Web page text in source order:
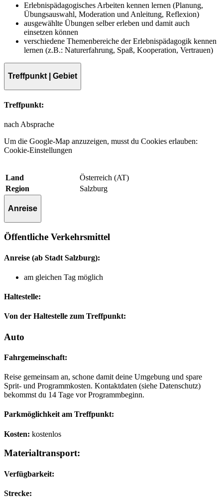
Erlebnispädagogisches Arbeiten kennen lernen (Planung,
Übungsauswahl, Moderation und Anleitung, Reflexion)
ausgewählte Übungen selber erleben und damit auch
einsetzen können
verschiedene Themenbereiche der Erlebnispädagogik kennen
lernen (z.B.: Naturerfahrung, Spaß, Kooperation, Vertrauen)
Treffpunkt | Gebiet
Treffpunkt:
nach Absprache
Um die Google-Map anzuzeigen, musst du Cookies erlauben:
Cookie-Einstellungen
Land
Österreich (AT)
Region
Salzburg
Anreise
Öffentliche Verkehrsmittel
Anreise (ab Stadt Salzburg):
am gleichen Tag möglich
Haltestelle:
Von der Haltestelle zum Treffpunkt:
Auto
Fahrgemeinschaft:
Reise gemeinsam an, schone damit deine Umgebung und spare
Sprit- und Programmkosten. Kontaktdaten (siehe Datenschutz)
bekommst du 14 Tage vor Programmbeginn.
Parkmöglichkeit am Treffpunkt:
Kosten: kostenlos
Materialtransport:
Verfügbarkeit:
Strecke: